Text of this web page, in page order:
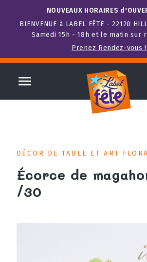
NOUVEAUX HORAIRES
BIENVENUE à LABEL FÊTE - 22120
Samedi 15h - 18h et le matin sur
Prenez Rendez-vous !

DÉCOR DE TABLE ET ART
Écorce de
/30